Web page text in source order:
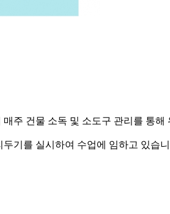
주 건물 소독 및 소도구 관리를 통해
기를 실시하여 수업에 임하고 있습